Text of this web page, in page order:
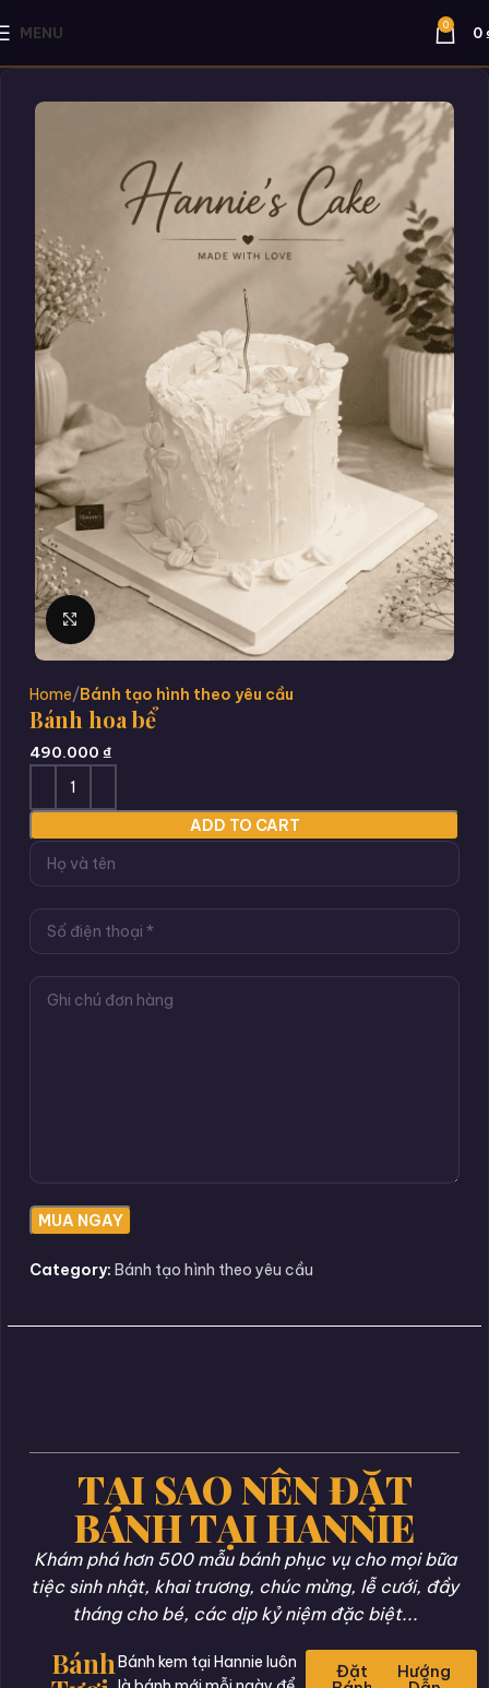
MENU 0 0
Click to enlarge
Home Bánh tạo hình theo yêu cầu
Bánh hoa bể
490.000 ₫
ADD TO CART
Category: Bánh tạo hình theo yêu cầu
TẠI SAO NÊN ĐẶT
BÁNH TẠI HANNIE
Khám phá hơn 500 mẫu bánh phục vụ cho mọi bữa
tiệc sinh nhật, khai trương, chúc mừng, lễ cưới, đầy
tháng cho bé, các dịp kỷ niệm đặc biệt...
Bánh Bánh kem tại Hannie luôn
Đặt Hướng